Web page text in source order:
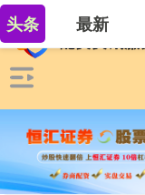
头条 最新